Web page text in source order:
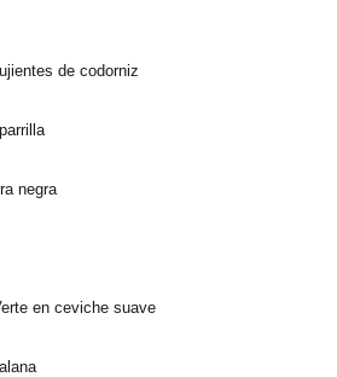
de codorniz
negra
en ceviche suave